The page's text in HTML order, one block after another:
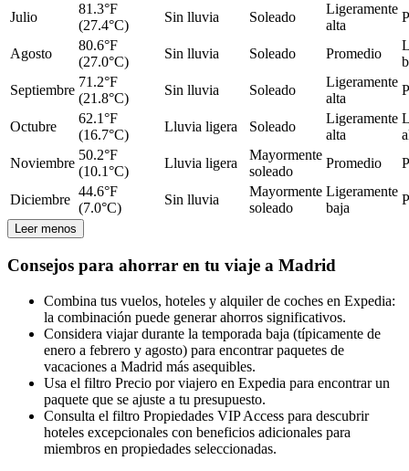
Julio
81.3°F
(27.4°C)
Sin lluvia Soleado
Ligeramente
alta
Agosto
80.6°F
(27.0°C)
Sin lluvia Soleado Promedio
Septiembre
71.2°F
(21.8°C)
Sin lluvia Soleado
Ligeramente
alta
Octubre
62.1°F
(16.7°C)
Lluvia ligera Soleado
Ligeramente
alta
Noviembre
50.2°F
(10.1°C)
Lluvia ligera
Mayormente
soleado
Promedio
Diciembre
44.6°F
(7.0°C)
Sin lluvia
Mayormente
soleado
Ligeramente
baja
Leer menos
Consejos para ahorrar en tu viaje a Madrid
Combina tus vuelos, hoteles y alquiler de coches en Expedia:
la combinación puede generar ahorros significativos.
Considera viajar durante la temporada baja (típicamente de
enero a febrero y agosto) para encontrar paquetes de
vacaciones a Madrid más asequibles.
Usa el filtro Precio por viajero en Expedia para encontrar un
paquete que se ajuste a tu presupuesto.
Consulta el filtro Propiedades VIP Access para descubrir
hoteles excepcionales con beneficios adicionales para
miembros en propiedades seleccionadas.